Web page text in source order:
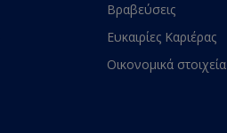
Βραβεύσεις
Ευκαιρίες Καριέρας
Οικονομικά στοιχεία